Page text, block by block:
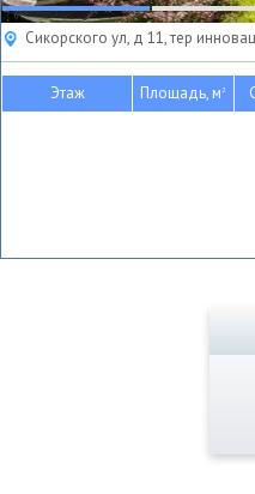
Сикорского ул, д 11, тер
Этаж Площадь, м2